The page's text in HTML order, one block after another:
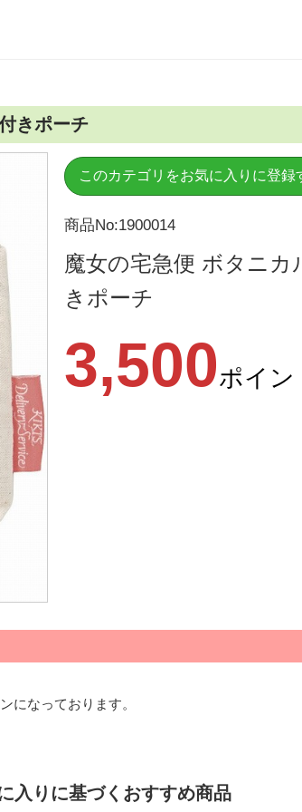
きポーチ
このカテゴリをお気に入りに登録
商品No:1900014
魔女の宅急便 ボタニ
きポーチ
3,500ポイン
になっております。
⼊りに基づくおすすめ商品